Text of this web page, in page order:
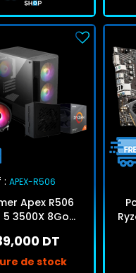
: APEX-R506
Apex R506
5 3500X 8Go
DT
de stock